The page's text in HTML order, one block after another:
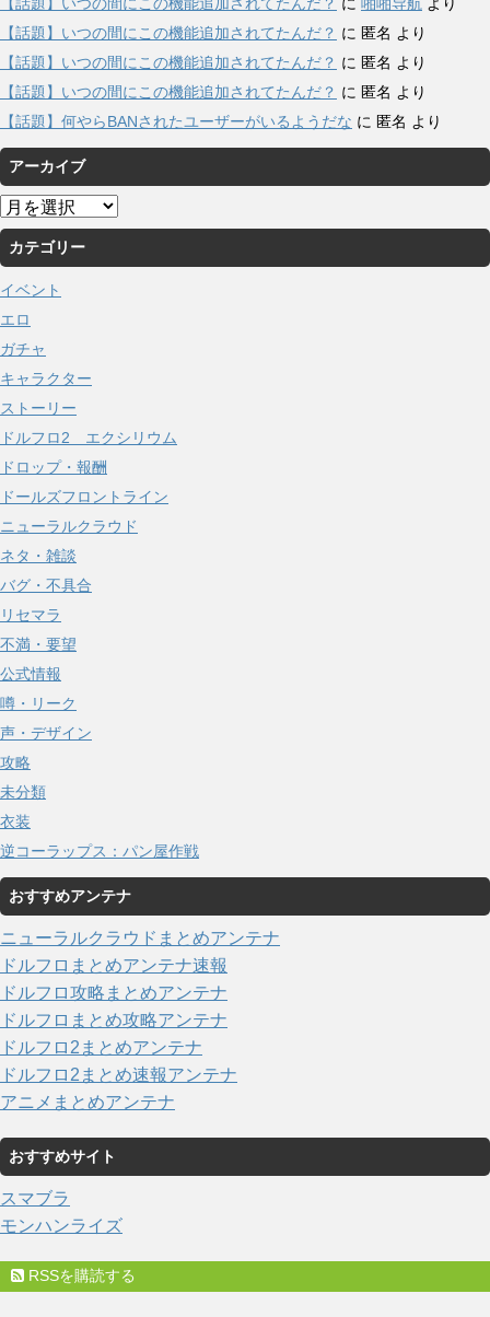
【話題】いつの間にこの機能追加されてたんだ？ に 匿名 より
【話題】いつの間にこの機能追加されてたんだ？ に 匿名 より
【話題】いつの間にこの機能追加されてたんだ？ に 匿名 より
【話題】何やらBANされたユーザーがいるようだな に 匿名 より
アーカイブ
ア
ー
カ
イ
ブ
カテゴリー
イベント
エロ
ガチャ
キャラクター
ストーリー
ドルフロ2 エクシリウム
ドロップ・報酬
ドールズフロントライン
ニューラルクラウド
ネタ・雑談
バグ・不具合
リセマラ
不満・要望
公式情報
噂・リーク
声・デザイン
攻略
未分類
衣装
逆コーラップス：パン屋作戦
おすすめアンテナ
ニューラルクラウドまとめアンテナ
ドルフロまとめアンテナ速報
ドルフロ攻略まとめアンテナ
ドルフロまとめ攻略アンテナ
ドルフロ2まとめアンテナ
ドルフロ2まとめ速報アンテナ
アニメまとめアンテナ
おすすめサイト
スマブラ
モンハンライズ
RSSを購読する